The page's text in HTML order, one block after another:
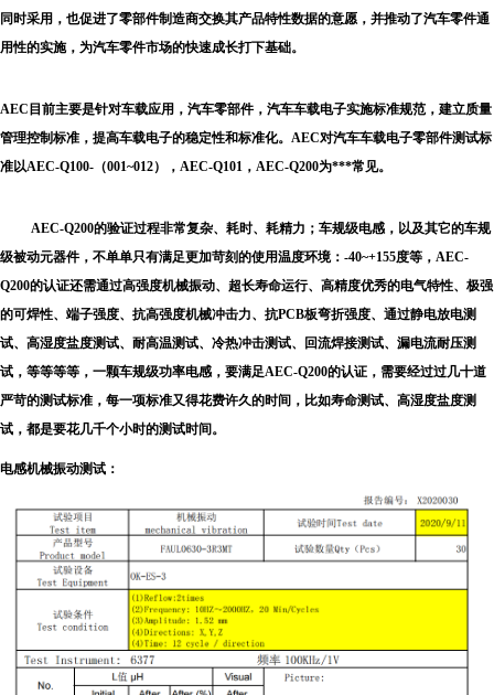
同时采用，也促进了零部件制造商交换其产品特性数据的意愿，并推动了汽车零件通
用性的实施，为汽车零件市场的快速成长打下基础。
AEC目前主要是针对车载应用，汽车零部件，汽车车载电子实施标准规范，建立质量
管理控制标准，提高车载电子的稳定性和标准化。AEC对汽车车载电子零部件测试标
准以AEC-Q100-（001~012），AEC-Q101，AEC-Q200为***常见。
AEC-Q200的验证过程非常复杂、耗时、耗精力；车规级电感，以及其它的车规
级被动元器件，不单单只有满足更加苛刻的使用温度环境：-40~+155度等，AEC-
Q200的认证还需通过高强度机械振动、超长寿命运行、高精度优秀的电气特性、极强
的可焊性、端子强度、抗高强度机械冲击力、抗PCB板弯折强度、通过静电放电测
试、高湿度盐度测试、耐高温测试、冷热冲击测试、回流焊接测试、漏电流耐压测
试，等等等等，一颗车规级功率电感，要满足AEC-Q200的认证，需要经过过几十道
严苛的测试标准，每一项标准又得花费许久的时间，比如寿命测试、高湿度盐度测
试，都是要花几千个小时的测试时间。
电感机械振动测试：